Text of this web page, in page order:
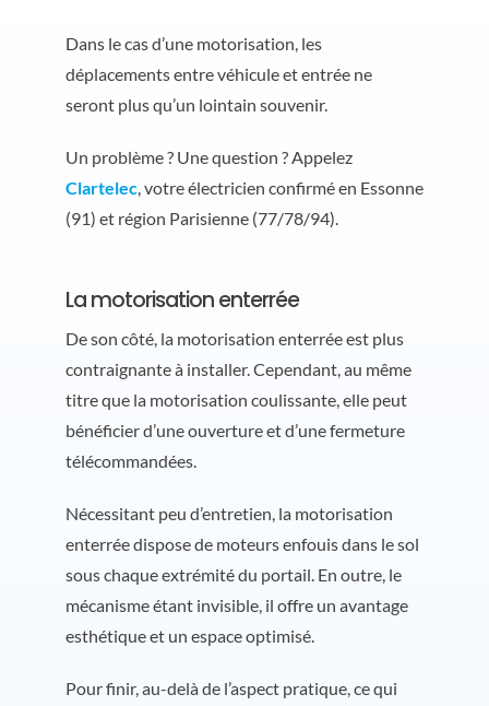
Dans le cas d’une motorisation, les
déplacements entre véhicule et entrée ne
seront plus qu’un lointain souvenir.
Un problème ? Une question ? Appelez
Clartelec, votre électricien confirmé en Essonne
(91) et région Parisienne (77/78/94).
La motorisation enterrée
De son côté, la motorisation enterrée est plus
contraignante à installer. Cependant, au même
titre que la motorisation coulissante, elle peut
bénéficier d’une ouverture et d’une fermeture
télécommandées.
Nécessitant peu d’entretien, la motorisation
enterrée dispose de moteurs enfouis dans le sol
sous chaque extrémité du portail. En outre, le
mécanisme étant invisible, il offre un avantage
esthétique et un espace optimisé.
Pour finir, au-delà de l’aspect pratique, ce qui